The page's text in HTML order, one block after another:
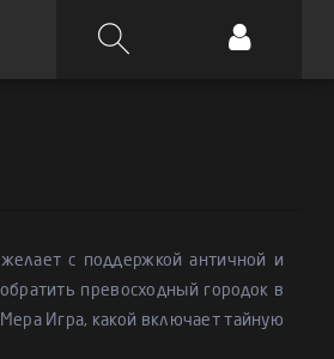
с поддержкой античной и
превосходный городок в
Игра, какой включает тайную